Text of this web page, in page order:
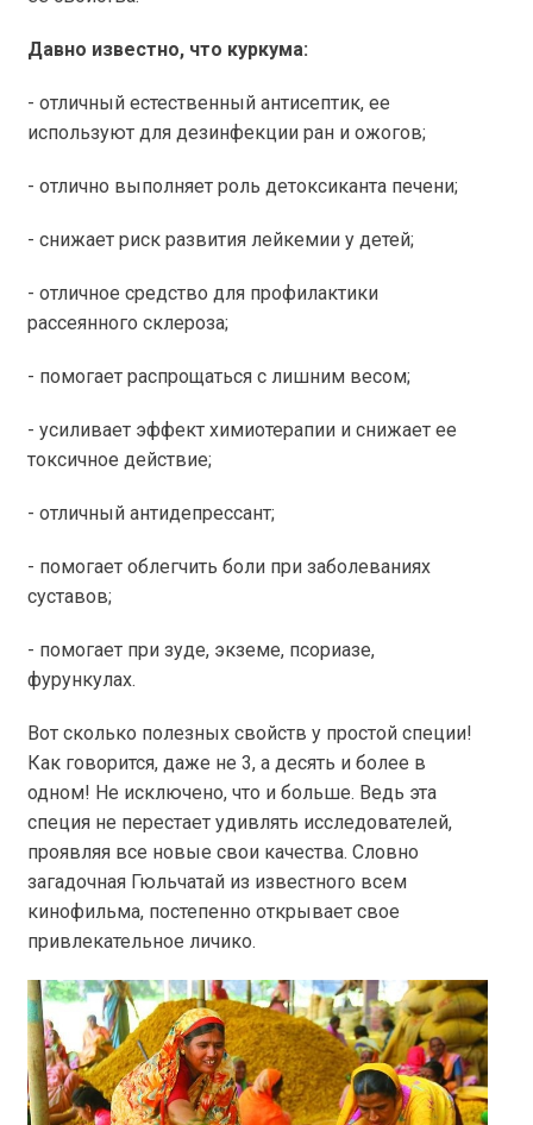
Давно известно, что куркума:
- отличный естественный антисептик, ее
используют для дезинфекции ран и ожогов;
- отлично выполняет роль детоксиканта печени;
- снижает риск развития лейкемии у детей;
- отличное средство для профилактики
рассеянного склероза;
- помогает распрощаться с лишним весом;
- усиливает эффект химиотерапии и снижает ее
токсичное действие;
- отличный антидепрессант;
- помогает облегчить боли при заболеваниях
суставов;
- помогает при зуде, экземе, псориазе,
фурункулах.
Вот сколько полезных свойств у простой специи!
Как говорится, даже не 3, а десять и более в
одном! Не исключено, что и больше. Ведь эта
специя не перестает удивлять исследователей,
проявляя все новые свои качества. Словно
загадочная Гюльчатай из известного всем
кинофильма, постепенно открывает свое
привлекательное личико.